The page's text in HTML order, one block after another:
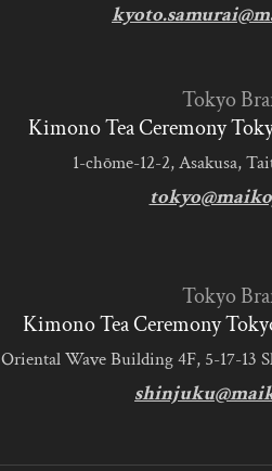
Tokyo
Kimono Tea Ceremony
1-chōme-12-2, Asakusa,
Tokyo
Kimono Tea Ceremony
Oriental Wave Building 4F, 5-17-13